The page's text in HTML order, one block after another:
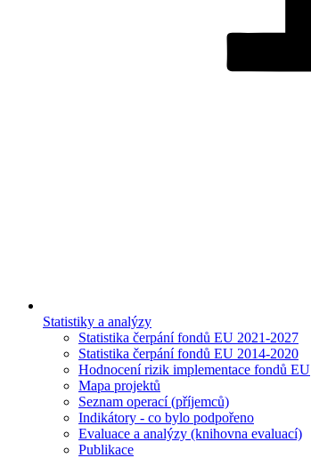
Statistiky a analýzy
Statistika čerpání fondů EU 2021-2027
Statistika čerpání fondů EU 2014-2020
Hodnocení rizik implementace fondů EU
Mapa projektů
Seznam operací (příjemců)
Indikátory - co bylo podpořeno
Evaluace a analýzy (knihovna evaluací)
Publikace